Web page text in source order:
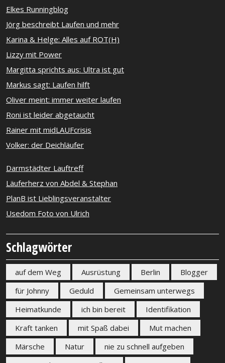
Elkes Runningblog
Jörg beschreibt Laufen und mehr
Karina & Helge: Alles auf ROT(H)
Lizzy mit Power
Margitta sprichts aus: Ultra ist gut
Markus sagt: Laufen hilft
Oliver meint: immer weiter laufen
Roni ist leider abgetaucht
Rainer mit midLAUFcrisis
Volker: der Deichläufer
Darmstädter Lauftreff
Läuferherz von Abdel & Stephan
PlanB ist Lieblingsveranstalter
Usedom Foto von Ulrich
Schlagwörter
auf dem Weg Ausrüstung Berlin
Blogger
für Johnny
Geduld
Gemeinsam unterwegs
Heimatkunde
ich bin bereit
Identifikation
Kraft tanken
mit Spaß dabei
Mut machen
Märsche
Natur
nie zu schnell aufgeben